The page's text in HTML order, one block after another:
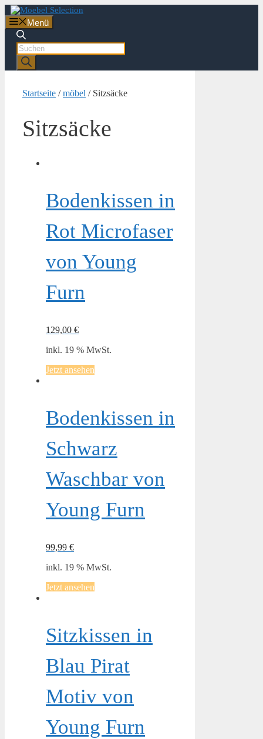
Zum
Inhalt
springen
Menü
Products
search
Startseite /möbel / Sitzsäcke
Sitzsäcke
Bodenkissen in
Rot Microfaser
von Young
Furn
129,00 €
inkl. 19 % MwSt.
Jetzt ansehen
Bodenkissen in
Schwarz
Waschbar von
Young Furn
99,99 €
inkl. 19 % MwSt.
Jetzt ansehen
Sitzkissen in
Blau Pirat
Motiv von
Young Furn